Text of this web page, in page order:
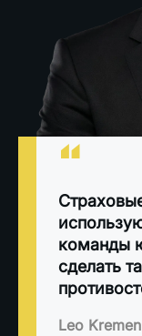
“
команды
сделать
Leo